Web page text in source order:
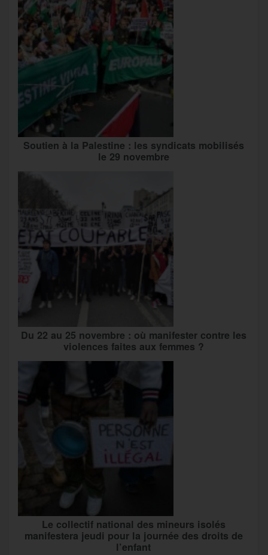
Soutien à la Palestine : les syndicats mobilisés
le 29 novembre
Du 22 au 25 novembre : où manifester contre les
violences faites aux femmes ?
Le collectif national des mineurs isolés
manifestera jeudi pour la journée des droits de
l’enfant